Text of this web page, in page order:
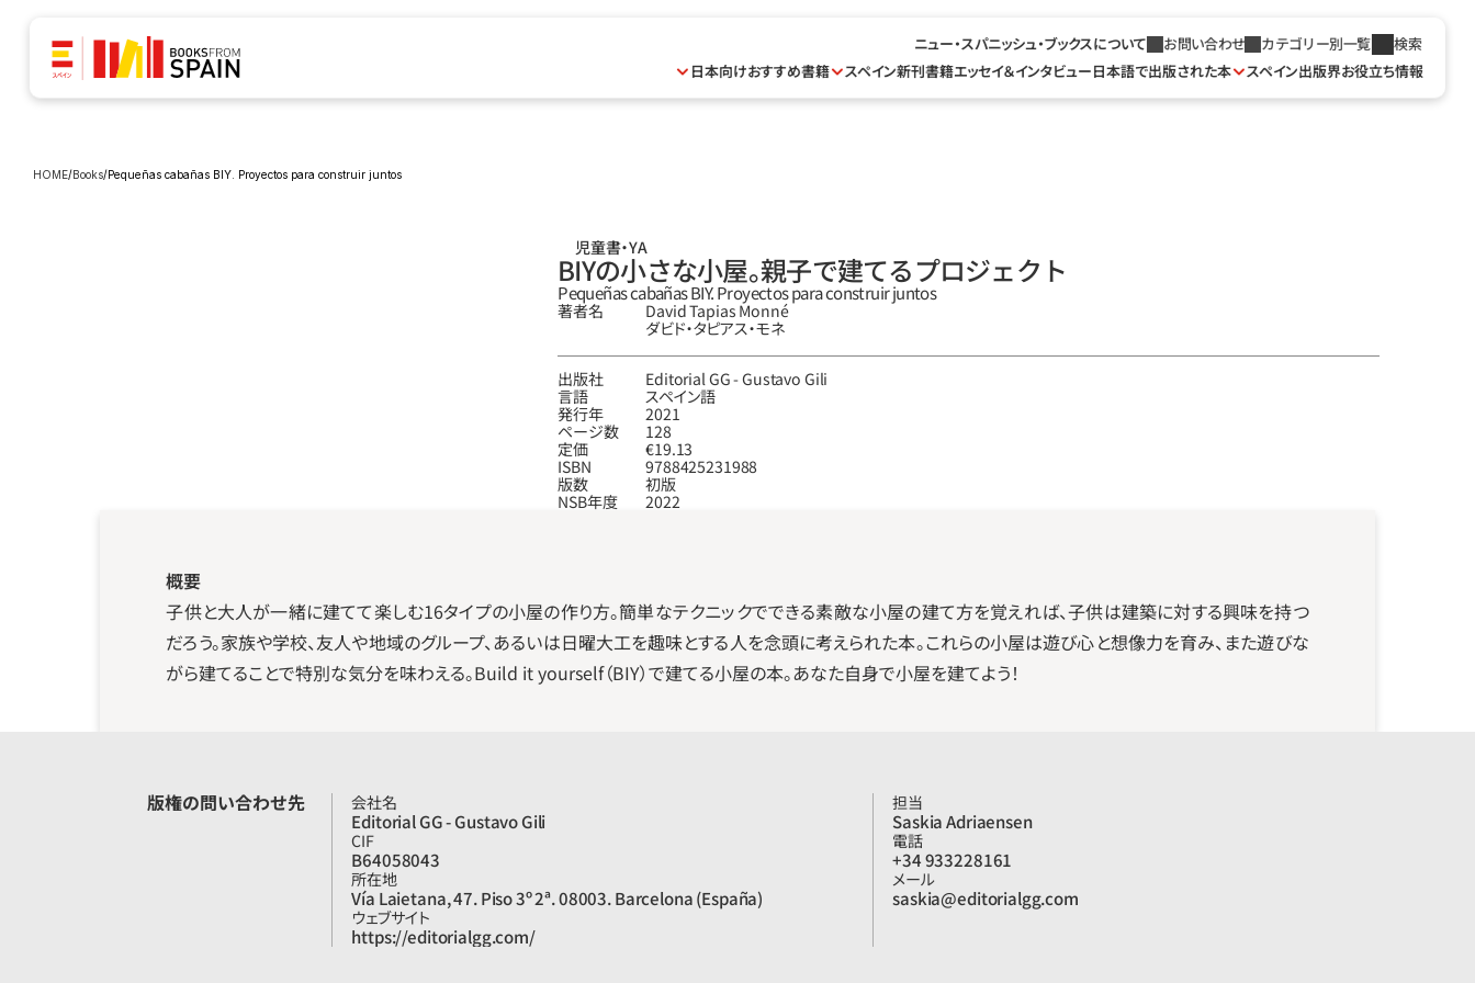
ニュー・スパニッシュ・ブックスについて お問い合わせ カテゴリー別一覧
検索
日本向けおすすめ書籍
スペイン新刊書籍エッセイ＆インタビュー日本語で出版された本 スペイン出版界お役立ち情報
HOME/Books/Pequeñas cabañas BIY. Proyectos para construir juntos
児童書・YA
BIYの小さな小屋。親子で建てるプロジェクト
Pequeñas cabañas BIY. Proyectos para construir juntos
著者名
David Tapias Monné
ダビド‧タピアス‧モネ
出版社
Editorial GG - Gustavo Gili
言語
スペイン語
発行年
2021
ページ数
128
定価
€19.13
ISBN
9788425231988
版数
初版
NSB年度
2022
概要
子供と大人が一緒に建てて楽しむ16タイプの小屋の作り方。簡単なテクニックでできる素敵な小屋の建て方を覚えれば、子供は建築に対する興味を持つ
だろう。家族や学校、友人や地域のグループ、あるいは日曜大工を趣味とする人を念頭に考えられた本。これらの小屋は遊び心と想像力を育み、また遊びな
がら建てることで特別な気分を味わえる。Build it yourself（BIY）で建てる小屋の本。あなた自身で小屋を建てよう！
版権の問い合わせ先 会社名
Editorial GG - Gustavo Gili
CIF
B64058043
所在地
Vía Laietana, 47. Piso 3º 2ª. 08003. Barcelona (España)
ウェブサイト
https://editorialgg.com/
担当
Saskia Adriaensen
電話
+34 933228161
メール
saskia@editorialgg.com